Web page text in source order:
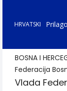
HRVATSKI
BOSNA I
Federacija
Vlada